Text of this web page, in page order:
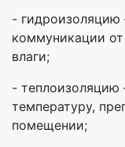
- гидроизоляцию
коммуникации
влаги;
- теплоизоляцию
температуру,
помещении;